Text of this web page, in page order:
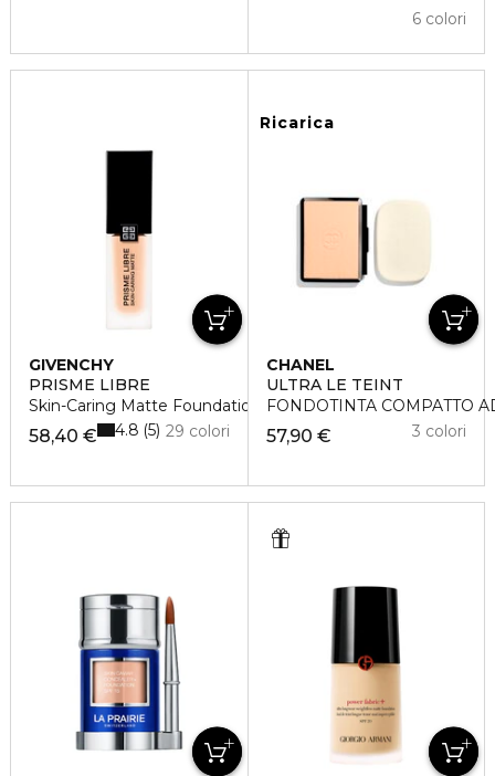
6 colori
GIVENCHY
PRISME LIBRE
Skin-Caring Matte Foundation
58,40 € 29 colori
4.8 5
Ricarica
CHANEL
ULTRA LE TEINT
FONDOTINTA COMPATTO
57,90 € 3 colori